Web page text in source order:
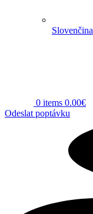
Slovenčina
0 items 0.00€
Odeslat poptávku